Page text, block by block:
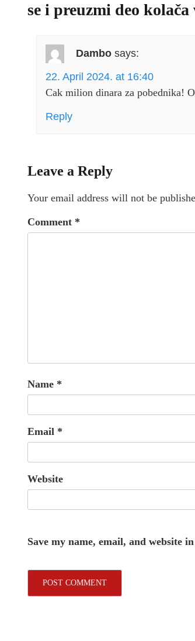
se i preuzmi deo
Dambo says:
22. April 2024. at 16:40
Cak milion dinara za pobednika!
Reply
Leave a Reply
Your email address will not be
Comment *
Name *
Email *
Website
Save my name, email, and website